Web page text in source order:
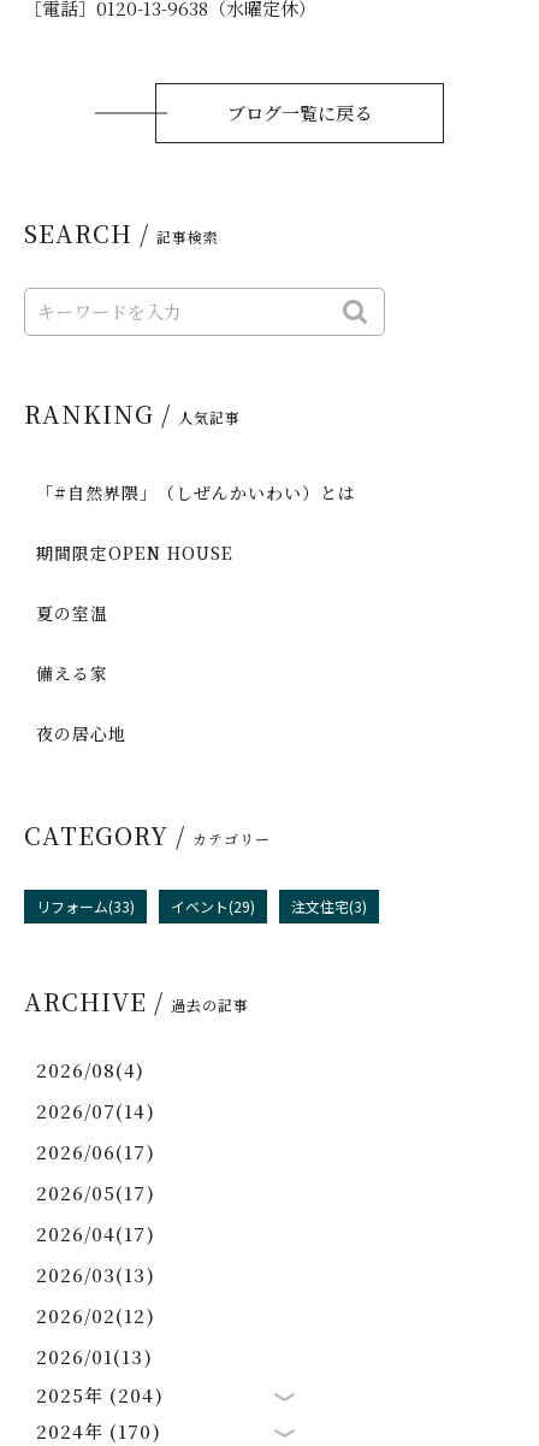
［電話］0120-13-9638（水曜定休）
ブログ一覧に戻る
SEARCH / 記事検索
RANKING / 人気記事
「#自然界隈」（しぜんかいわい）とは
期間限定OPEN HOUSE
夏の室温
備える家
夜の居心地
CATEGORY / カテゴリー
リフォーム(33) イベント(29) 注文住宅(3)
ARCHIVE / 過去の記事
2026/08(4)
2026/07(14)
2026/06(17)
2026/05(17)
2026/04(17)
2026/03(13)
2026/02(12)
2026/01(13)
2025年 (204)
2024年 (170)